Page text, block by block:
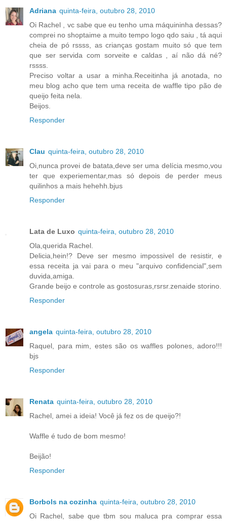
Adriana quinta-feira, outubro 28, 2010
Oi Rachel , vc sabe que eu tenho uma máquininha dessas?
comprei no shoptaime a muito tempo logo qdo saiu , tá aqui
cheia de pó rssss, as crianças gostam muito só que tem
que ser servida com sorveite e caldas , aí não dá né?
rssss.
Preciso voltar a usar a minha.Receitinha já anotada, no
meu blog acho que tem uma receita de waffle tipo pão de
queijo feita nela.
Beijos.
Responder
Clau quinta-feira, outubro 28, 2010
Oi,nunca provei de batata,deve ser uma delícia mesmo,vou
ter que experiementar,mas só depois de perder meus
quilinhos a mais hehehh.bjus
Responder
Lata de Luxo quinta-feira, outubro 28, 2010
Ola,querida Rachel.
Delicia,hein!? Deve ser mesmo impossivel de resistir, e
essa receita ja vai para o meu "arquivo confidencial",sem
duvida,amiga.
Grande beijo e controle as gostosuras,rsrsr.zenaide storino.
Responder
angela quinta-feira, outubro 28, 2010
Raquel, para mim, estes são os waffles polones, adoro!!!
bjs
Responder
Renata quinta-feira, outubro 28, 2010
Rachel, amei a ideia! Você já fez os de queijo?!
Waffle é tudo de bom mesmo!
Beijão!
Responder
Borbols na cozinha quinta-feira, outubro 28, 2010
Oi Rachel, sabe que tbm sou maluca pra comprar essa